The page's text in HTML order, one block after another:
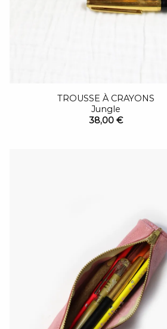
TROUSSE À CRAYONS
Jungle
38,00 €